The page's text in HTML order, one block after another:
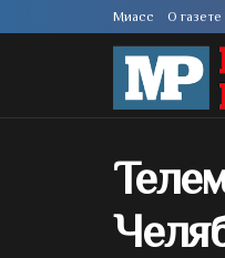
Миасс О газете